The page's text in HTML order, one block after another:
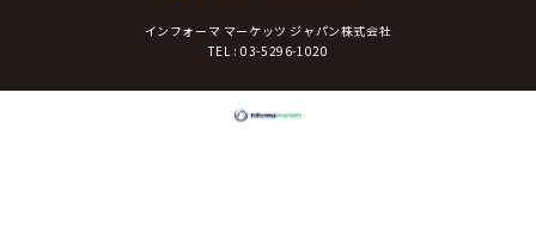
インフォーマ マーケッツ ジャパン株式会社
TEL : 03-5296-1020